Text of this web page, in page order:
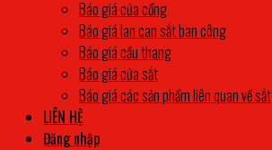
Báo giá cửa cổng
Báo giá lan can sắt ban công
Báo giá cầu thang
Báo giá cửa sắt
Báo giá các sản phẩm liên quan về sắt
LIÊN HỆ
Đăng nhập